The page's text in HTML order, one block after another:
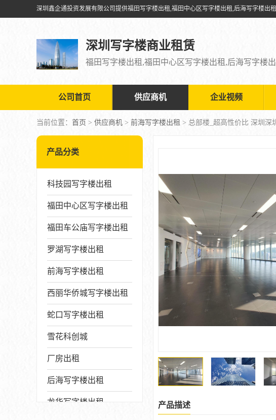
深圳写字楼商业租赁
公司首页 供应商机 企业视频
当前位置： 首页 > 供应商机 > 前海写字楼出租 > 总部楼_超高性价比 深圳深
产品分类
科技园写字楼出租
福田中心区写字楼出租
福田车公庙写字楼出租
罗湖写字楼出租
前海写字楼出租
西丽华侨城写字楼出租
蛇口写字楼出租
雪花科创城
厂房出租
后海写字楼出租
龙华写字楼出租 产品描述